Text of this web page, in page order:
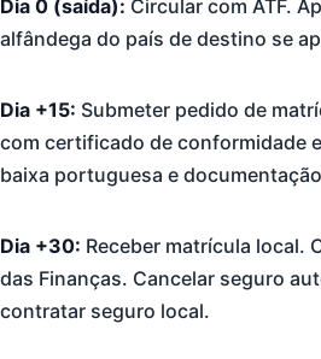
Dia 0 (saída): Circular com ATF.
alfândega do país de destino se
Dia +15: Submeter pedido de
com certificado de conformidade
baixa portuguesa e
Dia +30: Receber matrícula local.
das Finanças. Cancelar seguro
contratar seguro local.